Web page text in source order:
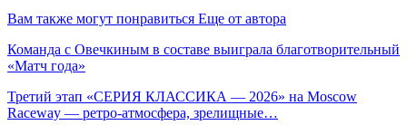
Вам также могут понравиться Еще от автора
Команда с Овечкиным в составе выиграла благотворительный
«Матч года»
Третий этап «СЕРИЯ КЛАССИКА — 2026» на Moscow
Raceway — ретро‑атмосфера, зрелищные…